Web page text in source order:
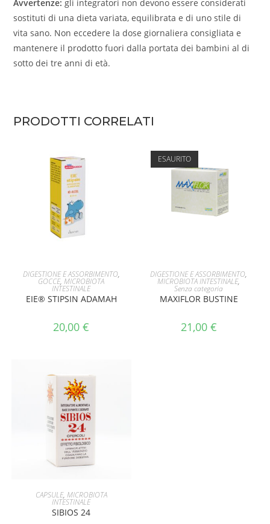
Avvertenze: gli integratori non devono essere considerati
sostituti di una dieta variata, equilibrata e di uno stile di
vita sano. Non eccedere la dose giornaliera consigliata e
mantenere il prodotto fuori dalla portata dei bambini al di
sotto dei tre anni di età.
PRODOTTI CORRELATI
AGGIUNGI AL CARRELLO
DIGESTIONE E ASSORBIMENTO,
GOCCE,MICROBIOTA
INTESTINALE
EIE® STIPSIN ADAMAH
20,00€
ESAURITO
LEGGI TUTTO
DIGESTIONE E ASSORBIMENTO,
MICROBIOTA INTESTINALE,
Senza categoria
MAXIFLOR BUSTINE
21,00 €
AGGIUNGI AL CARRELLO
CAPSULE, MICROBIOTA
INTESTINALE
SIBIOS 24